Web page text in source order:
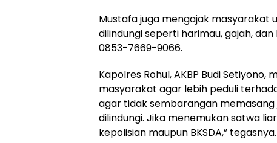
Mustafa juga mengajak
dilindungi seperti harimau, gajah,
0853-7669-9066.
Kapolres Rohul, AKBP Budi
masyarakat agar lebih peduli
agar tidak sembarangan
dilindungi. Jika menemukan satwa
kepolisian maupun BKSDA,” tegasnya.